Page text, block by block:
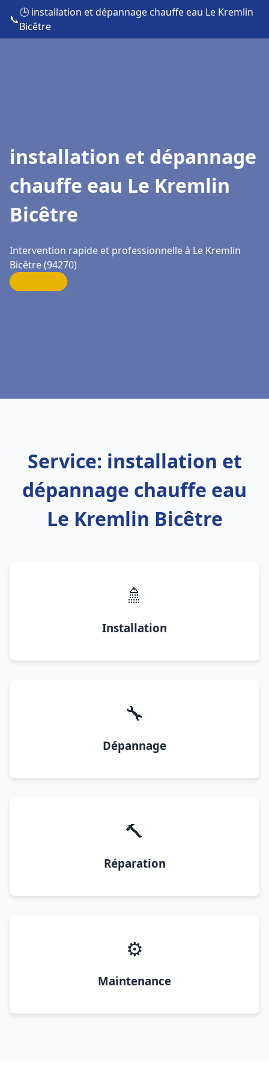
📞
🕒 installation et dépannage chauffe eau Le Kremlin
Bicêtre
installation et dépannage
chauffe eau Le Kremlin
Bicêtre
Intervention rapide et professionnelle à Le Kremlin
Bicêtre (94270)
Service: installation et
dépannage chauffe eau
Le Kremlin Bicêtre
🚿
Installation
🔧
Dépannage
🔨
Réparation
⚙️
Maintenance